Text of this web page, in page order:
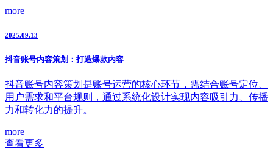
more
2025.09.13
抖音账号内容策划：打造爆款内容
抖音账号内容策划是账号运营的核心环节，需结合账号定位、
用户需求和平台规则，通过系统化设计实现内容吸引力、传播
力和转化力的提升。
more
查看更多